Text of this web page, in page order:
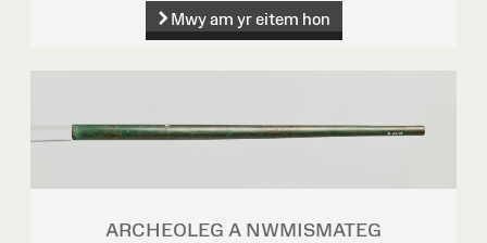
Mwy am yr eitem hon
ARCHEOLEG A NWMISMATEG